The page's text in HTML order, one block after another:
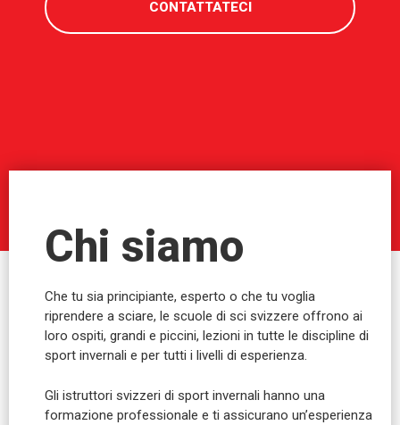
CONTATTATECI
Chi siamo
Che tu sia principiante, esperto o che tu voglia
riprendere a sciare, le scuole di sci svizzere offrono ai
loro ospiti, grandi e piccini, lezioni in tutte le discipline di
sport invernali e per tutti i livelli di esperienza.
Gli istruttori svizzeri di sport invernali hanno una
formazione professionale e ti assicurano un’esperienza